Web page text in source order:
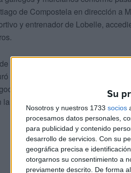
Su
Nosotros y nuestros 1733 socios
procesamos datos personales,
para publicidad y contenido
desarrollo de servicios. Con su
geográfica precisa e
otorgarnos su consentimiento a
previamente descrito. De forma
de Compostela en dirección a
y entrenador de Lobelle,
presentación Paulo Roberto,
de Olmo que era “un jugador que
fueron tan difíciles que
Selección Absoluta.